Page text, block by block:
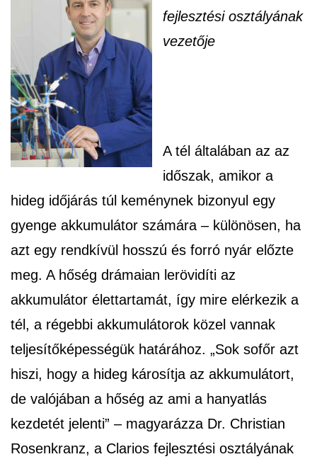
fejlesztési osztályának
vezetője
A tél általában az az
időszak, amikor a
hideg időjárás túl keménynek bizonyul egy
gyenge akkumulátor számára – különösen, ha
azt egy rendkívül hosszú és forró nyár előzte
meg. A hőség drámaian lerövidíti az
akkumulátor élettartamát, így mire elérkezik a
tél, a régebbi akkumulátorok közel vannak
teljesítőképességük határához. „Sok sofőr azt
hiszi, hogy a hideg károsítja az akkumulátort,
de valójában a hőség az ami a hanyatlás
kezdetét jelenti” – magyarázza Dr. Christian
Rosenkranz, a Clarios fejlesztési osztályának